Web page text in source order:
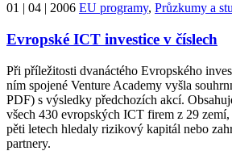
01 | 04 | 2006 EU programy, Průzkumy a
Evropské ICT investice v číslech
Při příležitosti dvanáctého Evropského
ním spojené Venture Academy vyšla
PDF) s výsledky předchozích akcí.
všech 430 evropských ICT firem z 29
pěti letech hledaly rizikový kapitál nebo
partnery.